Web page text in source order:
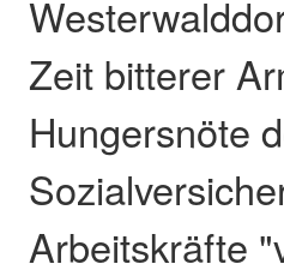
Zeit bitterer
Hungersnöte
Arbeitskräfte